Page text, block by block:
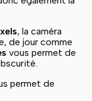
, la caméra
de jour comme
vous permet de
permet de